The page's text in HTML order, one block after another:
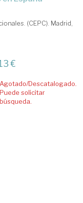
(CEPC). Madrid,
€
Agotado/Descatalogado.
Puede solicitar
búsqueda.